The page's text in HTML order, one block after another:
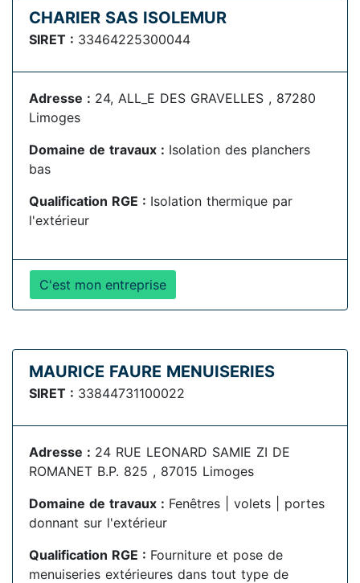
CHARIER SAS ISOLEMUR
SIRET : 33464225300044
Adresse : 24, ALL_E DES GRAVELLES , 87280
Limoges
Domaine de travaux : Isolation des planchers
bas
Qualification RGE : Isolation thermique par
l'extérieur
C'est mon entreprise
MAURICE FAURE MENUISERIES
SIRET : 33844731100022
Adresse : 24 RUE LEONARD SAMIE ZI DE
ROMANET B.P. 825 , 87015 Limoges
Domaine de travaux : Fenêtres | volets | portes
donnant sur l'extérieur
Qualification RGE : Fourniture et pose de
menuiseries extérieures dans tout type de